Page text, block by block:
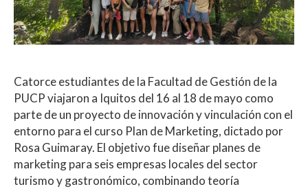
Catorce estudiantes de la Facultad de Gestión de la
PUCP viajaron a Iquitos del 16 al 18 de mayo como
parte de un proyecto de innovación y vinculación con el
entorno para el curso Plan de Marketing, dictado por
Rosa Guimaray. El objetivo fue diseñar planes de
marketing para seis empresas locales del sector
turismo y gastronómico, combinando teoría